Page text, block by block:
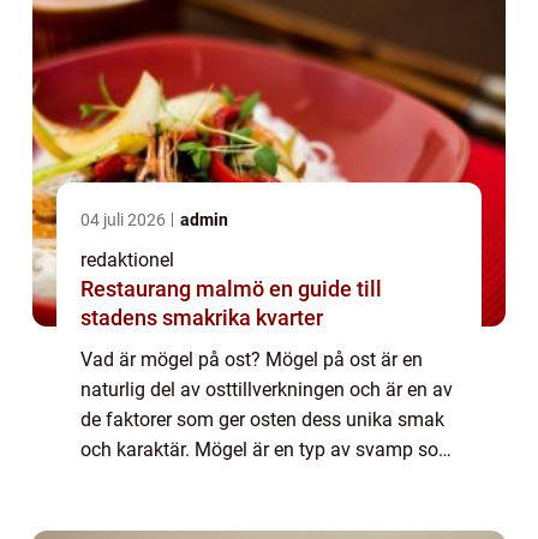
04 juli 2026 admin
redaktionel
Restaurang malmö en guide till
stadens smakrika kvarter
Vad är mögel på ost? Mögel på ost är en
naturlig del av osttillverkningen och är en av
de faktorer som ger osten dess unika smak
och karaktär. Mögel är en typ av svamp som